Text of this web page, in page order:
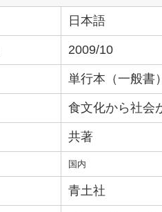
日本語
2009/10
単行本（一般書
食文化から社会
共著
国内
青土社